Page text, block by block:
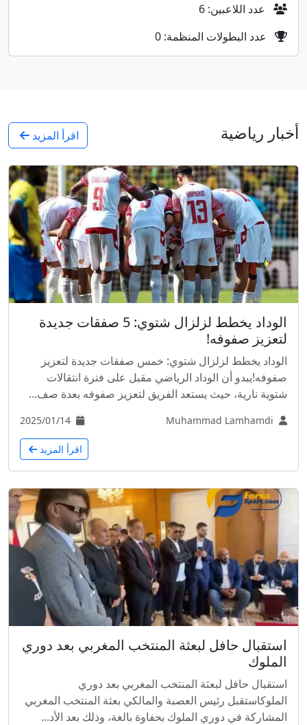
عدد اللاعبين: 6
عدد البطولات المنظمة: 0
أخبار رياضية اقرأ المزيد
الوداد يخطط لزلزال شتوي: 5 صفقات جديدة
لتعزيز صفوفه!
الوداد يخطط لزلزال شتوي: خمس صفقات جديدة لتعزيز
صفوفه!يبدو أن الوداد الرياضي مقبل على فترة انتقالات
شتوية نارية، حيث يستعد الفريق لتعزيز صفوفه بعدة صف...
اقرأ المزيد
استقبال حافل لبعثة المنتخب المغربي بعد دوري
الملوك
استقبال حافل لبعثة المنتخب المغربي بعد دوري
الملوكاستقبل رئيس العصبة والمالكي بعثة المنتخب المغربي
المشاركة في دوري الملوك بحفاوة بالغة، وذلك بعد الأد...